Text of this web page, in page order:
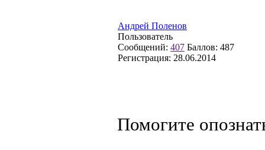
Андрей Поленов
Пользователь
Сообщений: 407 Баллов: 487
Регистрация: 28.06.2014
Помогите